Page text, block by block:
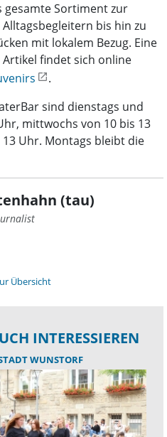
gesamte Sortiment zur
bis hin zu
mit lokalem Bezug. Eine
findet sich online
.
sind dienstags und
mittwochs von 10 bis 13
Uhr. Montags bleibt die
(tau)
Übersicht
INTERESSIEREN
WUNSTORF